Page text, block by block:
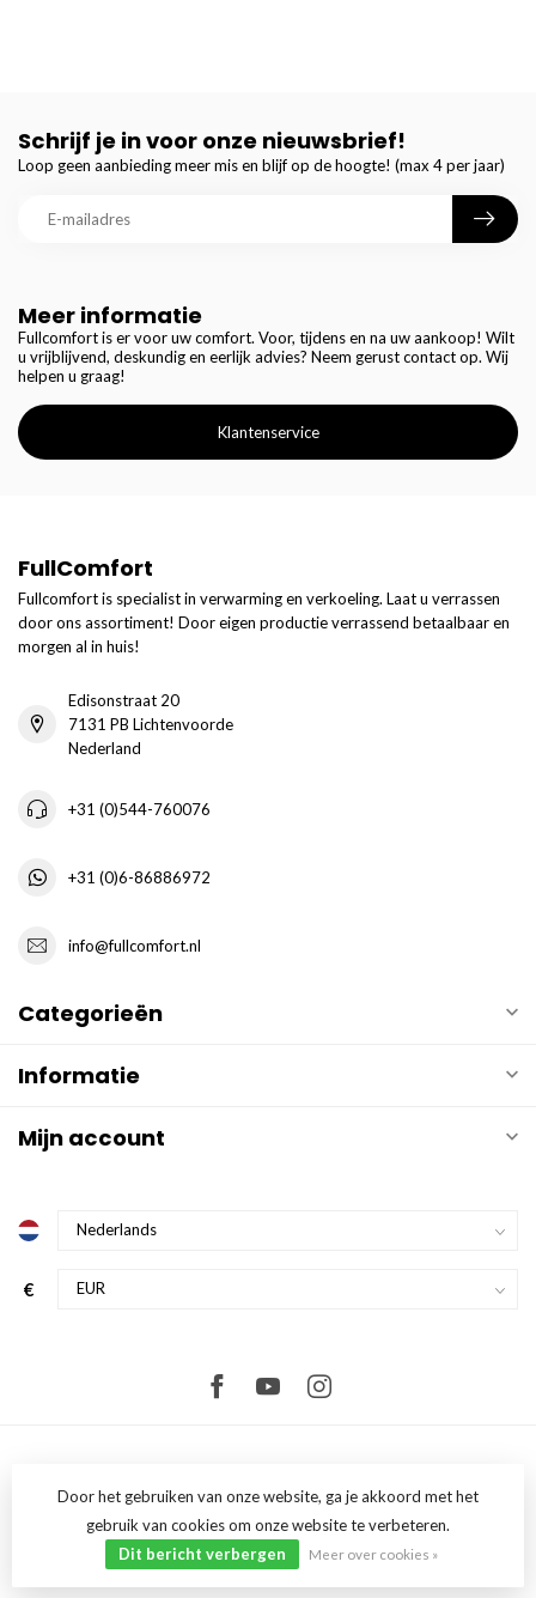
Meer informatie
Fullcomfort is er voor uw comfort. Voor, tijdens en na uw aankoop! Wilt
u vrijblijvend, deskundig en eerlijk advies? Neem gerust contact op. Wij
helpen u graag!
Klantenservice
Schrijf je in voor onze nieuwsbrief!
Loop geen aanbieding meer mis en blijf op de hoogte! (max 4 per jaar)
FullComfort
Fullcomfort is specialist in verwarming en verkoeling. Laat u verrassen
door ons assortiment! Door eigen productie verrassend betaalbaar en
morgen al in huis!
Edisonstraat 20
7131 PB Lichtenvoorde
Nederland
+31 (0)544-760076
+31 (0)6-86886972
info@fullcomfort.nl
Categorieën
Informatie
Mijn account
€
© Copyright 2026 FullComfort- Powered byLightspeed-Lightspeed
designbyDyvelopment
Door het gebruiken van onze website, ga je akkoord met het
gebruik van cookies om onze website te verbeteren.
Dit bericht verbergen
Meer over cookies »